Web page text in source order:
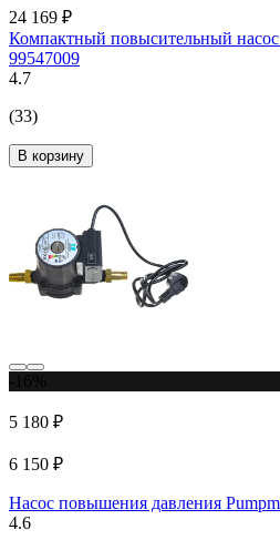
24 169 ₽
Компактный повысительный
99547009
4.7
(33)
В корзину
5 180 ₽
6 150 ₽
Насос повышения давления
4.6